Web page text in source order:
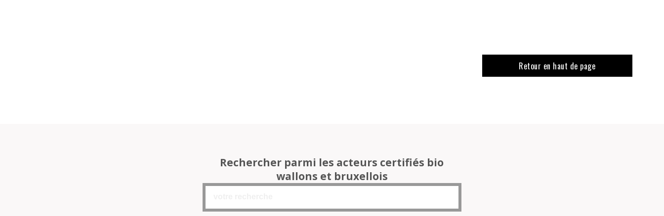
Retour en haut de page
Rechercher parmi les acteurs certifiés bio
wallons et bruxellois